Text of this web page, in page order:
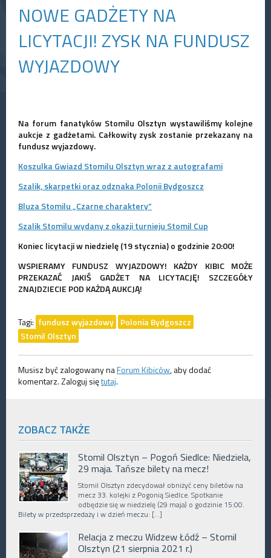
NOWE GADŻETY NA
LICYTACJI! ZYSK NA FUNDUSZ
WYJAZDOWY
Na forum fanatyków Stomilu Olsztyn wystawiliśmy kolejne
aukcje z gadżetami. Całkowity zysk zostanie przekazany na
fundusz wyjazdowy.
Koszulka Gwiazd Stomilu Olsztyn wraz z autografami
Szalik, skarpetki oraz odznaka Polonii Bydgoszcz
Bluza Stomilu „Czarne charaktery”
Szalik Stomilu wydany z okazji turnieju Stomil Cup
Koniec licytacji w niedzielę (19 stycznia) o godzinie 20:00!
WSPIERAMY FUNDUSZ WYJAZDOWY! KAŻDY KIBIC MOŻE
PRZEKAZAĆ JAKIŚ GADŻET NA LICYTACJĘ! SZCZEGÓŁY
ZNAJDZIECIE POD KAŻDĄ AUKCJĄ!
Tagi: fundusz wyjazdowy Polonia Bydgoszcz
Stomil Olsztyn
Musisz być zalogowany naForum Kibiców, aby dodać
komentarz. Zaloguj siętutaj.
ZOBACZ TAKŻE
Stomil Olsztyn – Pogoń Siedlce: Niedziela,
29 maja. Tańsze bilety na mecz!
Stomil Olsztyn zdecydował obniżyć ceny biletów na
mecz 33. kolejki z Pogonią Siedlce. Spotkanie
odbędzie się w niedzielę (29 maja) o godzinie 15:00.
Bilety w przedsprzedaży i w dzień meczu: […]
Relacja z meczu Widzew Łódź – Stomil
Olsztyn (21 sierpnia 2021 r.)